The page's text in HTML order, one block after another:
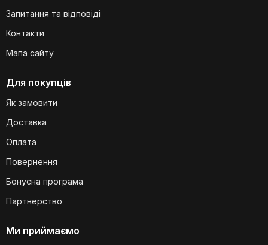
Для покупців
Як замовити
Доставка
Оплата
Повернення
Бонусна програма
Партнерство
Запитання та відповіді
Контакти
Мапа сайту
Ми приймаємо